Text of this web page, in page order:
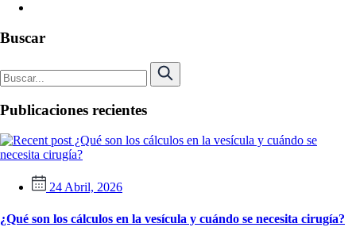
Buscar
Publicaciones recientes
24 Abril, 2026
¿Qué son los cálculos en la vesícula y cuándo se necesita cirugía?